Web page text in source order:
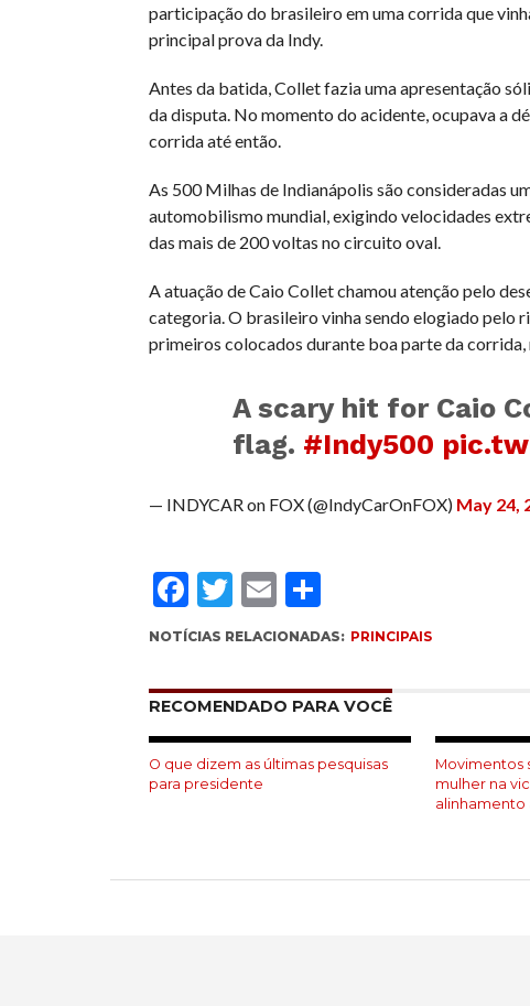
participação do brasileiro em uma corrida que
principal prova da Indy.
Antes da batida, Collet fazia uma apresentação
da disputa. No momento do acidente, ocupava a
corrida até então.
As 500 Milhas de Indianápolis são consideradas
automobilismo mundial, exigindo velocidades
das mais de 200 voltas no circuito oval.
A atuação de Caio Collet chamou atenção pelo
categoria. O brasileiro vinha sendo elogiado pelo
primeiros colocados durante boa parte da
A scary hit for Caio
flag. #Indy500
— INDYCAR on FOX (@IndyCarOnFOX) May 24,
Facebook
Twitter
EmailCompartilhar
NOTÍCIAS RELACIONADAS: PRINCIPAIS
RECOMENDADO PARA VOCÊ
O que dizem as últimas pesquisas
para presidente
Movimentos
mulher na
alinhamento